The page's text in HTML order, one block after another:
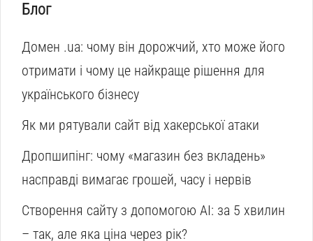
Блог
Домен .ua: чому він дорожчий, хто може його
отримати і чому це найкраще рішення для
українського бізнесу
Як ми рятували сайт від хакерської атаки
Дропшипінг: чому «магазин без вкладень»
насправді вимагає грошей, часу і нервів
Створення сайту з допомогою AI: за 5 хвилин
– так, але яка ціна через рік?